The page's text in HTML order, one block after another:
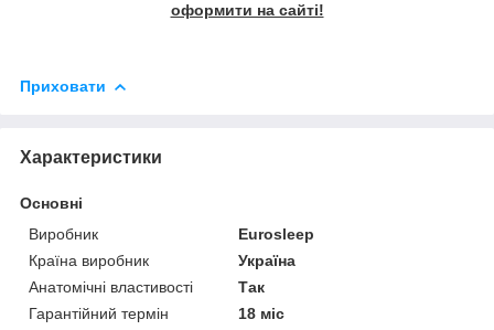
оформити на сайті!
Приховати
Характеристики
Основні
Виробник
Eurosleep
Країна виробник
Україна
Анатомічні властивості
Так
Гарантійний термін
18 міс